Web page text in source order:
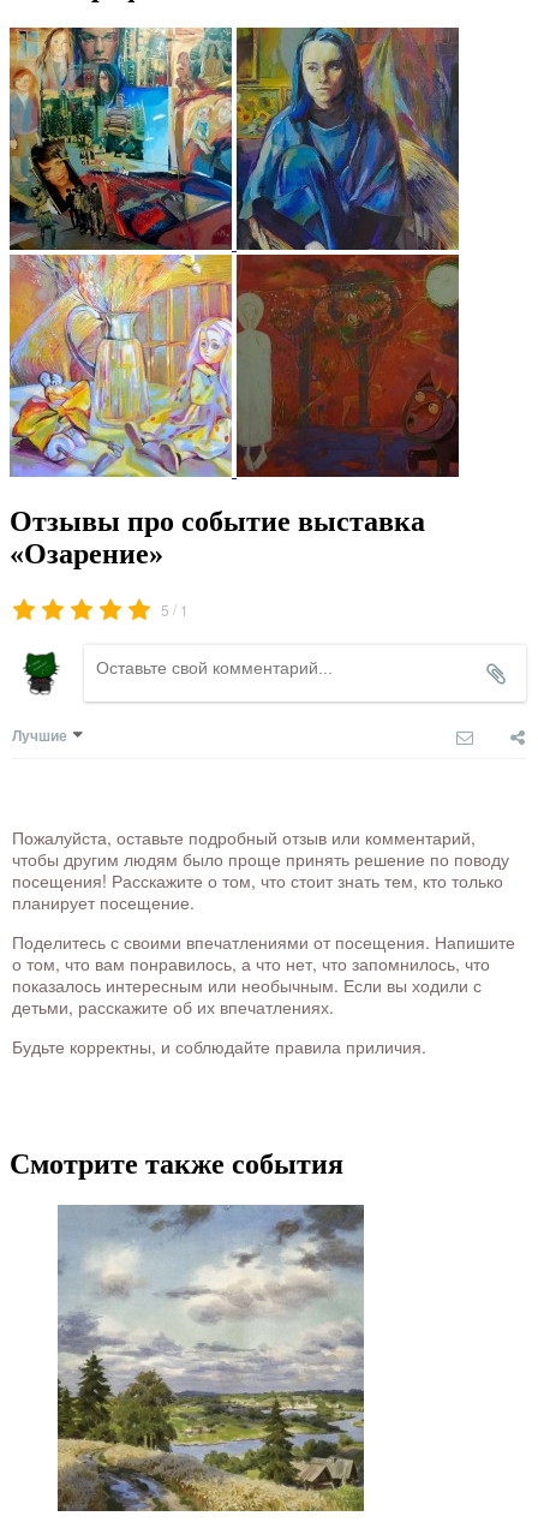
Отзывы про событие выставка
«Озарение»
5 / 1
Лучшие
Пожалуйста, оставьте подробный отзыв или комментарий,
чтобы другим людям было проще принять решение по поводу
посещения! Расскажите о том, что стоит знать тем, кто только
планирует посещение.
Поделитесь с своими впечатлениями от посещения. Напишите
о том, что вам понравилось, а что нет, что запомнилось, что
показалось интересным или необычным. Если вы ходили с
детьми, расскажите об их впечатлениях.
Будьте корректны, и соблюдайте правила приличия.
Смотрите также события